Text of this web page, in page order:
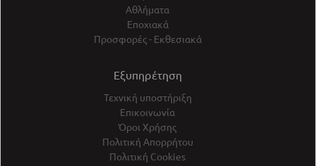
Αθλήματα
Εποχιακά
Προσφορές - Εκθεσιακά
Εξυπηρέτηση
Τεχνική υποστήριξη
Επικοινωνία
Όροι Χρήσης
Πολιτική Απορρήτου
Πολιτική Cookies